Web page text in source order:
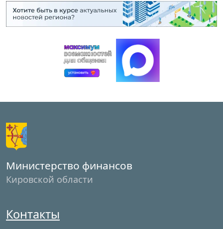
Министерство финансов
Кировской области
Контакты